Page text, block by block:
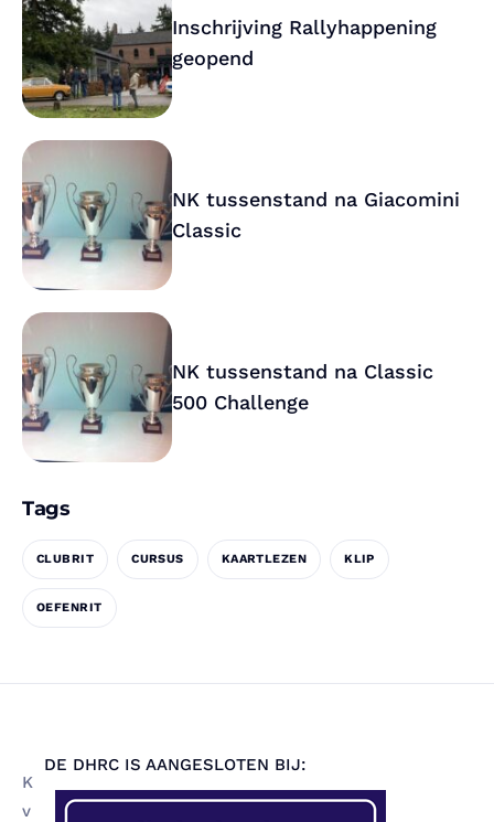
Inschrijving Rallyhappening
geopend
NK tussenstand na Giacomini
Classic
NK tussenstand na Classic
500 Challenge
Tags
CLUBRIT CURSUS KAARTLEZEN KLIP
OEFENRIT
K
v
DE DHRC IS AANGESLOTEN BIJ: